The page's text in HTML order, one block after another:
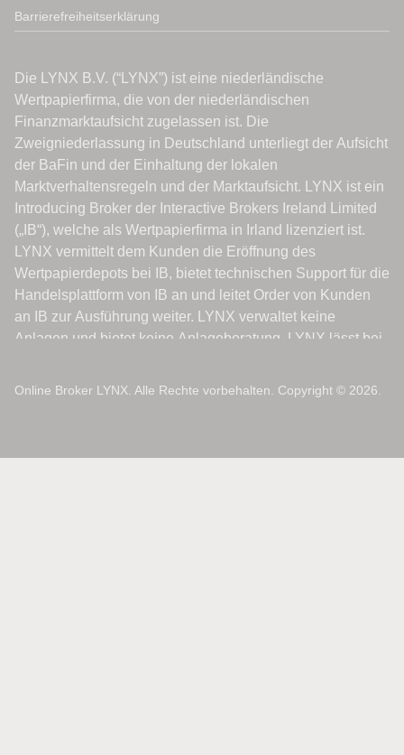
Barrierefreiheitserklärung
Online Broker LYNX. Alle Rechte vorbehalten. Copyright © 2026.